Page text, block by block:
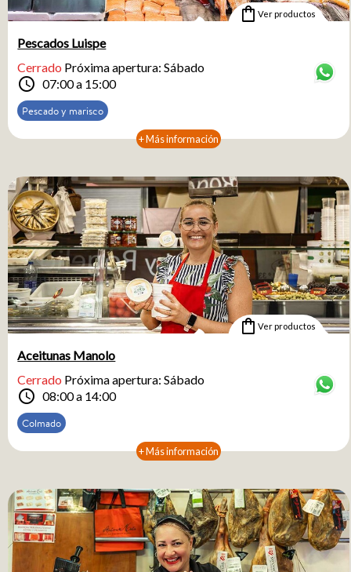
Situado en la Plaza Mayor de Castellón, este Mercado es un
punto de encuentro cultural, central y gastronómica de la
ciudad.
shopping_bag Ver productos
Pescados Luispe
Cerrado Próxima apertura: Sábado
schedule 07:00 a 15:00
Pescado y marisco
+ Más información
shopping_bag Ver productos
Aceitunas Manolo
Cerrado Próxima apertura: Sábado
schedule 08:00 a 14:00
Colmado
+ Más información